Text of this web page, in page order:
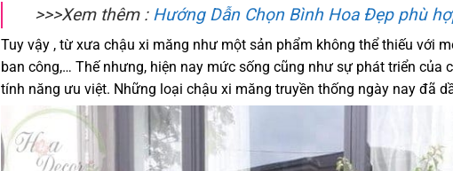
>>>Xem thêm : Hướng Dẫn Chọn Bình Hoa Đẹp phù
Tuy vậy , từ xưa chậu xi măng như một sản phẩm không thể thiếu với
ban công,… Thế nhưng, hiện nay mức sống cũng như sự phát triển của
tính năng ưu việt. Những loại chậu xi măng truyền thống ngày nay đã